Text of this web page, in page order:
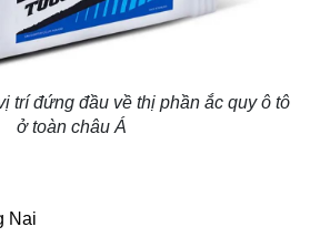
trí đứng đầu về thị phần ắc quy ô tô
ở toàn châu Á
Nai